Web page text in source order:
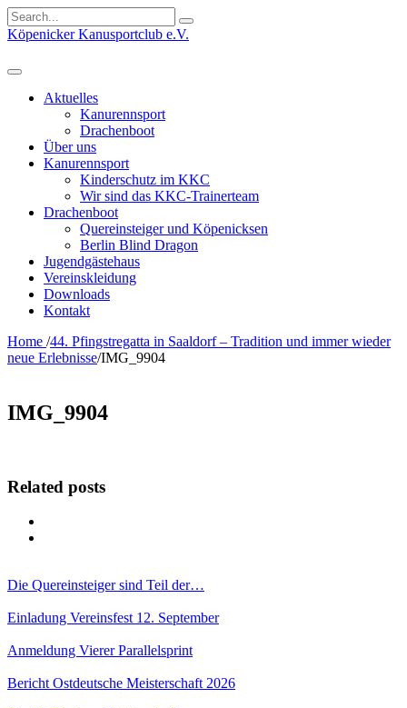
Search
for:
Köpenicker Kanusportclub e.V.
Aktuelles
Kanurennsport
Drachenboot
Über uns
Kanurennsport
Kinderschutz im KKC
Wir sind das KKC-Trainerteam
Drachenboot
Quereinsteiger und Köpenicksen
Berlin Blind Dragon
Jugendgästehaus
Vereinskleidung
Downloads
Kontakt
Home /44. Pfingstregatta in Saaldorf – Tradition und immer wieder
neue Erlebnisse/IMG_9904
IMG_9904
Related posts
Die Quereinsteiger sind Teil der…
Einladung Vereinsfest 12. September
Anmeldung Vierer Parallelsprint
Bericht Ostdeutsche Meisterschaft 2026